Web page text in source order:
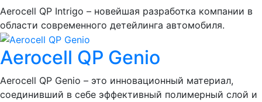
Aerocell QP Intrigo – новейшая разработка компании в
области современного детейлинга автомобиля.
Aerocell QP Genio
Aerocell QP Genio – это инновационный материал,
соединивший в себе эффективный полимерный слой и